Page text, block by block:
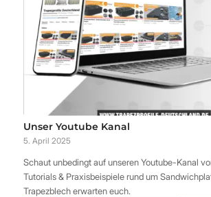
Unser Youtube Kanal
5. April 2025
Schaut unbedingt auf unseren Youtube-Kanal
Tutorials & Praxisbeispiele rund um
Trapezblech erwarten euch.